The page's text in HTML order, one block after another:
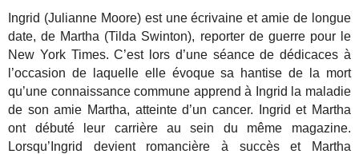
Ingrid (Julianne Moore) est une écrivaine et amie de longue
date, de Martha (Tilda Swinton), reporter de guerre pour le
New York Times. C’est lors d’une séance de dédicaces à
l’occasion de laquelle elle évoque sa hantise de la mort
qu’une connaissance commune apprend à Ingrid la maladie
de son amie Martha, atteinte d’un cancer. Ingrid et Martha
ont débuté leur carrière au sein du même magazine.
Lorsqu’Ingrid devient romancière à succès et Martha